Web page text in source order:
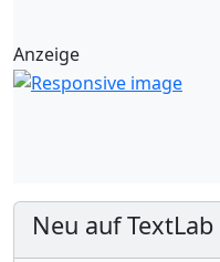
Anzeige
Neu auf TextLab